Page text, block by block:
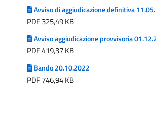
Avviso di aggiudicazione definitiva
PDF 325,49 KB
Avviso aggiudicazione provvisoria
PDF 419,37 KB
Bando 20.10.2022
PDF 746,94 KB